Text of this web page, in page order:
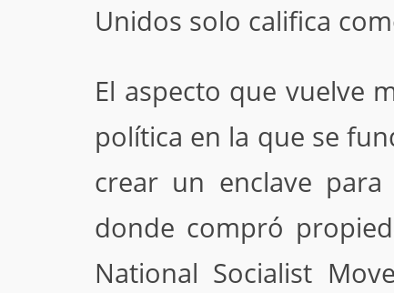
Unidos solo califica
El aspecto que vuelve
política en la que se
crear un enclave
donde compró
National Socialist